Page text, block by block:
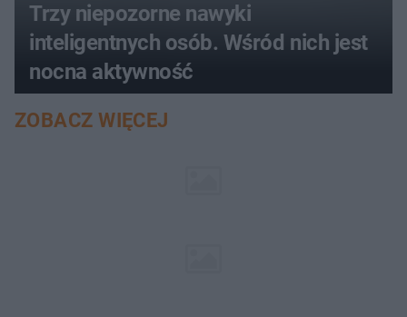
Trzy niepozorne nawyki
inteligentnych osób. Wśród nich jest
nocna aktywność
ZOBACZ WIĘCEJ